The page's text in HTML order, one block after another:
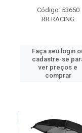
Código: 53650
RR RACING
Faça seu login
cadastre-se
ver preços e
comprar